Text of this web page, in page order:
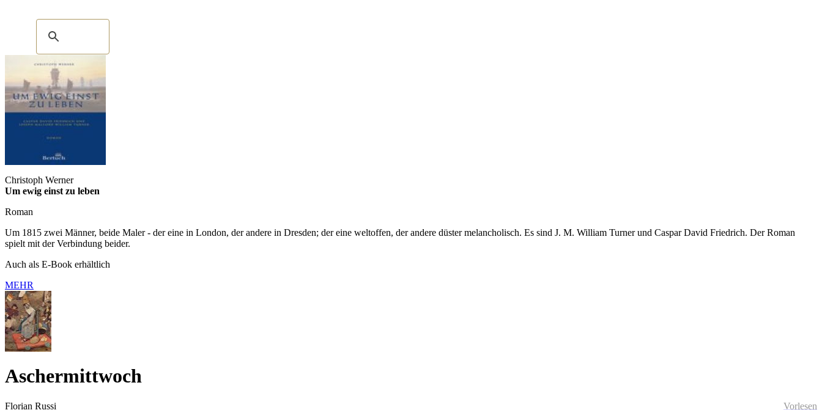
Christoph Werner
Um ewig einst zu leben
Roman
Um 1815 zwei Männer, beide Maler - der eine in London, der andere in Dresden; der eine weltoffen, der andere düster melancholisch. Es sind J. M. William Turner und Caspar David Friedrich. Der Roman
spielt mit der Verbindung beider.
Auch als E-Book erhältlich
MEHR
Aschermittwoch
Vorlesen
Florian Russi